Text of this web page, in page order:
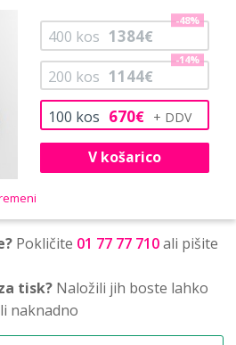
100 kos 670€
200 kos 1144€
-14%
400 kos 1384€
-48%
V košarico
Pokličite 01 77 77 710ali pišite
tisk? Naložili jih boste lahko
naknadno